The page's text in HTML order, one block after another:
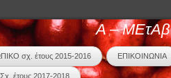
Α –
σχ. έτους 2015-2016 ΕΠΙΚΟΙΝΩΝΙΑ
έτους 2017-2018